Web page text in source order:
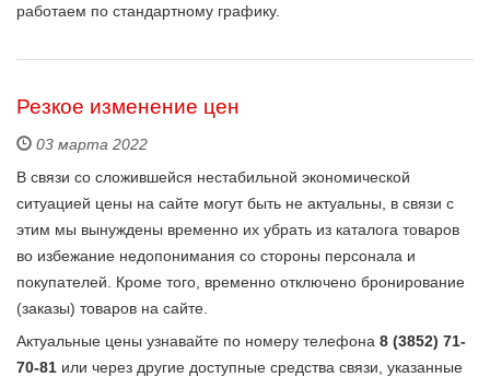
работаем по стандартному графику.
Резкое изменение цен
03 марта 2022
В связи со сложившейся нестабильной экономической
ситуацией цены на сайте могут быть не актуальны, в связи с
этим мы вынуждены временно их убрать из каталога товаров
во избежание недопонимания со стороны персонала и
покупателей. Кроме того, временно отключено бронирование
(заказы) товаров на сайте.
Актуальные цены узнавайте по номеру телефона 8 (3852) 71-
70-81 или через другие доступные средства связи, указанные